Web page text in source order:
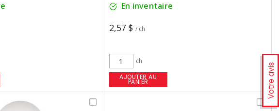
Votre avis
En inventaire
2,57 $ / ch
ch
AJOUTER AU
PANIER